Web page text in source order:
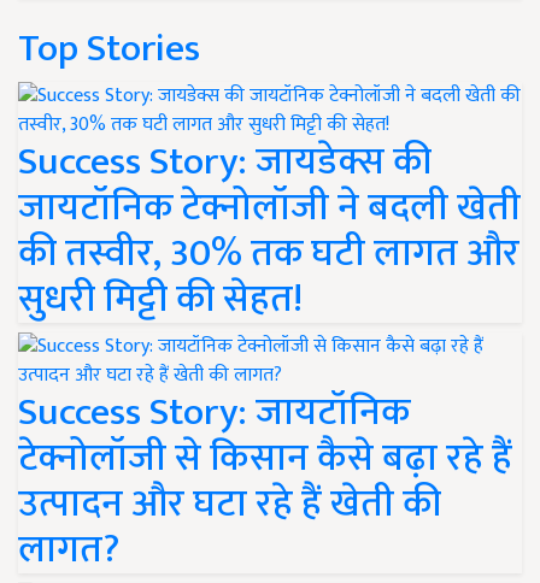
Top Stories
Success Story: जायडेक्स की
जायटॉनिक टेक्नोलॉजी ने बदली खेती
की तस्वीर, 30% तक घटी लागत और
सुधरी मिट्टी की सेहत!
Success Story: जायटॉनिक
टेक्नोलॉजी से किसान कैसे बढ़ा रहे हैं
उत्पादन और घटा रहे हैं खेती की
लागत?